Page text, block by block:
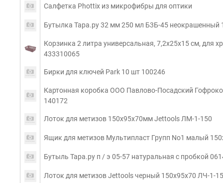
Салфетка Phottix из микрофибры для оптики
Бутылка Тара.ру 32 мм 250 мл Б3Б-45 неокрашенный
Корзинка 2 литра универсальная, 7,2х25х15 см, для
433310065
Бирки для ключей Park 10 шт 100246
Картонная коробка ООО Павлово-Посадский
140172
Лоток для метизов 150х95х70мм Jettools ЛМ-1-150
Ящик для метизов Мультипласт Групп No1 малый
Бутыль Тара.ру п / э 05-57 натуральная с пробкой
Лоток для метизов Jettools черный 150x95x70 ЛЧ-1-